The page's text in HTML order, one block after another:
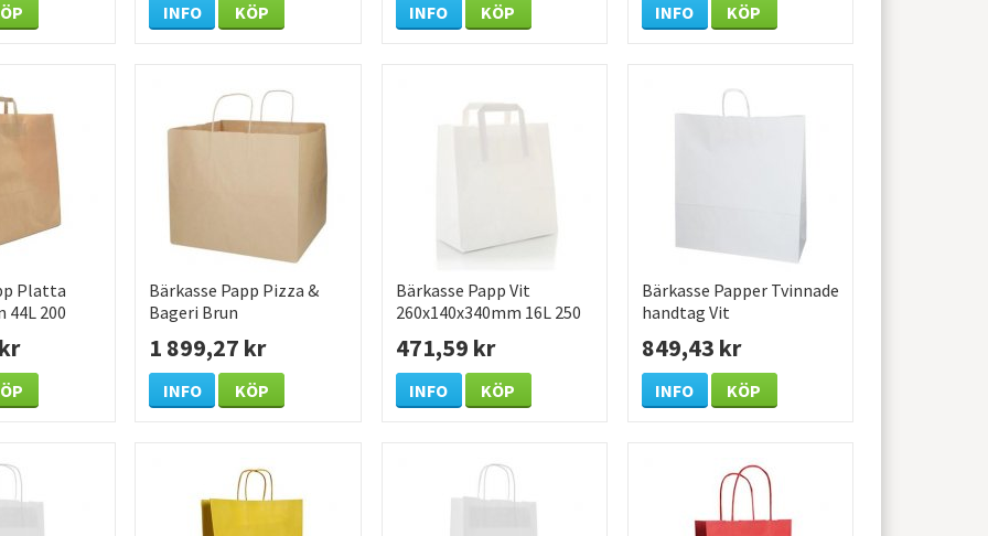
INFO KÖP INFO KÖP INFO KÖP
Platta
44L 200
Bärkasse Papp Pizza &
Bageri Brun
/KRT
1 899,27 kr
INFO KÖP
Bärkasse Papp Vit
260x140x340mm 16L 250
471,59 kr
INFO KÖP
Bärkasse Papper Tvinnade
handtag Vit
/KRT
849,43 kr
INFO KÖP